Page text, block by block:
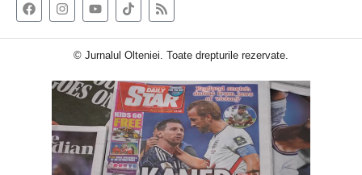
© Jurnalul Olteniei. Toate drepturile rezervate.